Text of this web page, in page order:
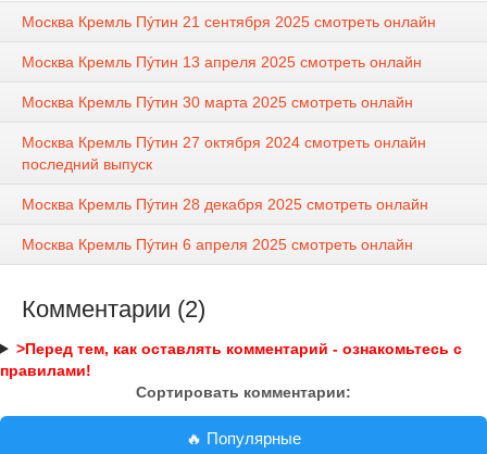
Москва Кремль Пýтин 21 сентября 2025 смотреть онлайн
Москва Кремль Пýтин 13 апреля 2025 смотреть онлайн
Москва Кремль Пýтин 30 марта 2025 смотреть онлайн
Москва Кремль Пýтин 27 октября 2024 смотреть онлайн
последний выпуск
Москва Кремль Пýтин 28 декабря 2025 смотреть онлайн
Москва Кремль Пýтин 6 апреля 2025 смотреть онлайн
Комментарии (2)
>Перед тем, как оставлять комментарий - ознакомьтесь с
правилами!
Сортировать комментарии:
🔥 Популярные